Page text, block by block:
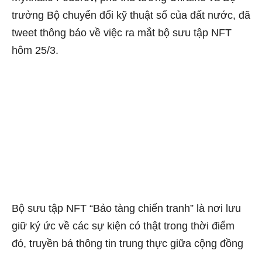
trưởng Bộ chuyển đổi kỹ thuật số của đất nước, đã
tweet thông báo về việc ra mắt bộ sưu tập NFT
hôm 25/3.
Bộ sưu tập NFT “Bảo tàng chiến tranh” là nơi lưu
giữ ký ức về các sự kiện có thật trong thời điểm
đó, truyền bá thông tin trung thực giữa cộng đồng